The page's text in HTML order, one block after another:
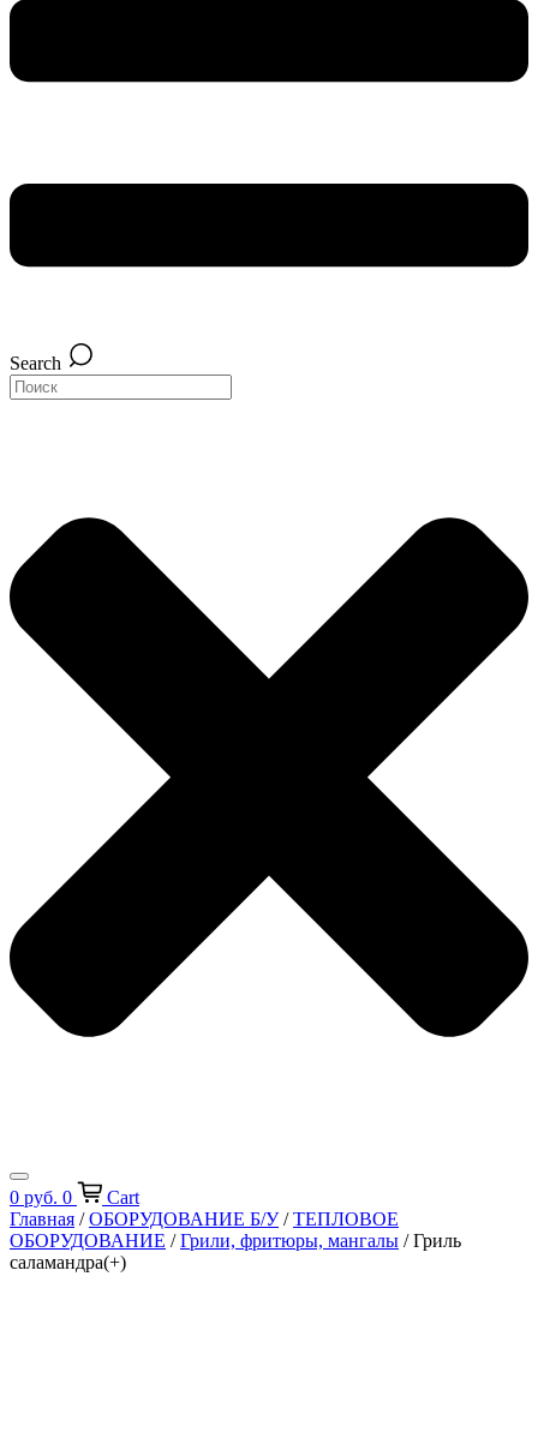
Search
0 руб. 0
Cart
Главная /ОБОРУДОВАНИЕ Б/У/ТЕПЛОВОЕ
ОБОРУДОВАНИЕ /Грили, фритюры, мангалы / Гриль
саламандра(+)